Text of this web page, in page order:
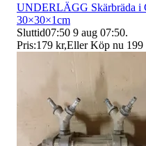
UNDERLÄGG Skärbräda i
30×30×1cm
Sluttid07:50 9 aug 07:50.
Pris:179 kr,Eller Köp nu 199